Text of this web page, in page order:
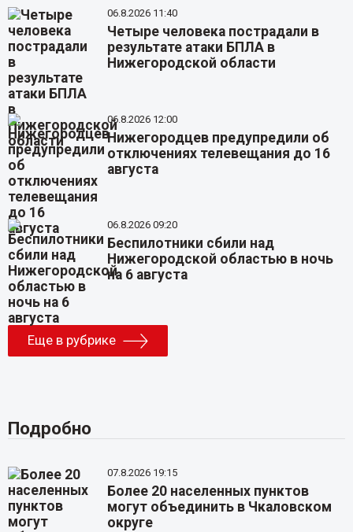
06.8.2026 11:40
Четыре человека пострадали в
результате атаки БПЛА в
Нижегородской области
06.8.2026 12:00
Нижегородцев предупредили об
отключениях телевещания до 16
августа
06.8.2026 09:20
Беспилотники сбили над
Нижегородской областью в ночь
на 6 августа
Еще в рубрике
Подробно
07.8.2026 19:15
Более 20 населенных пунктов
могут объединить в Чкаловском
округе